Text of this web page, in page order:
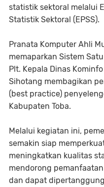
statistik sektoral melalui
Statistik Sektoral (EPSS).
Pranata Komputer Ahli
memaparkan Sistem
Plt. Kepala Dinas
Sihotang membagikan
(best practice)
Kabupaten Toba.
Melalui kegiatan ini,
semakin siap
meningkatkan kualitas
mendorong
dan dapat